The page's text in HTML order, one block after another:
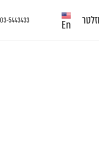
En
03-5443433